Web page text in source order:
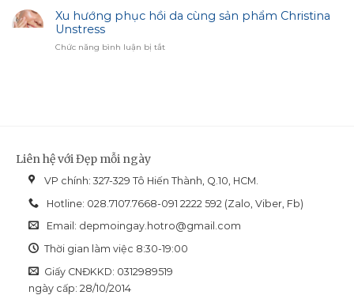
Diện
da
và
Skincare
Giải
Xu hướng phục hồi da cùng sản phẩm Christina
Unstress
Chức năng bình luận bị tắtở
Liên hệ với Đẹp mỗi ngày
VP chính: 327-329 Tô Hiến Thành, Q.10, HCM.
Hotline: 028.7107.7668-091 2222 592 (Zalo, Viber, Fb)
Email: depmoingay.hotro@gmail.com
Thời gian làm việc 8:30-19:00
Giấy CNĐKKD: 0312989519
ngày cấp: 28/10/2014